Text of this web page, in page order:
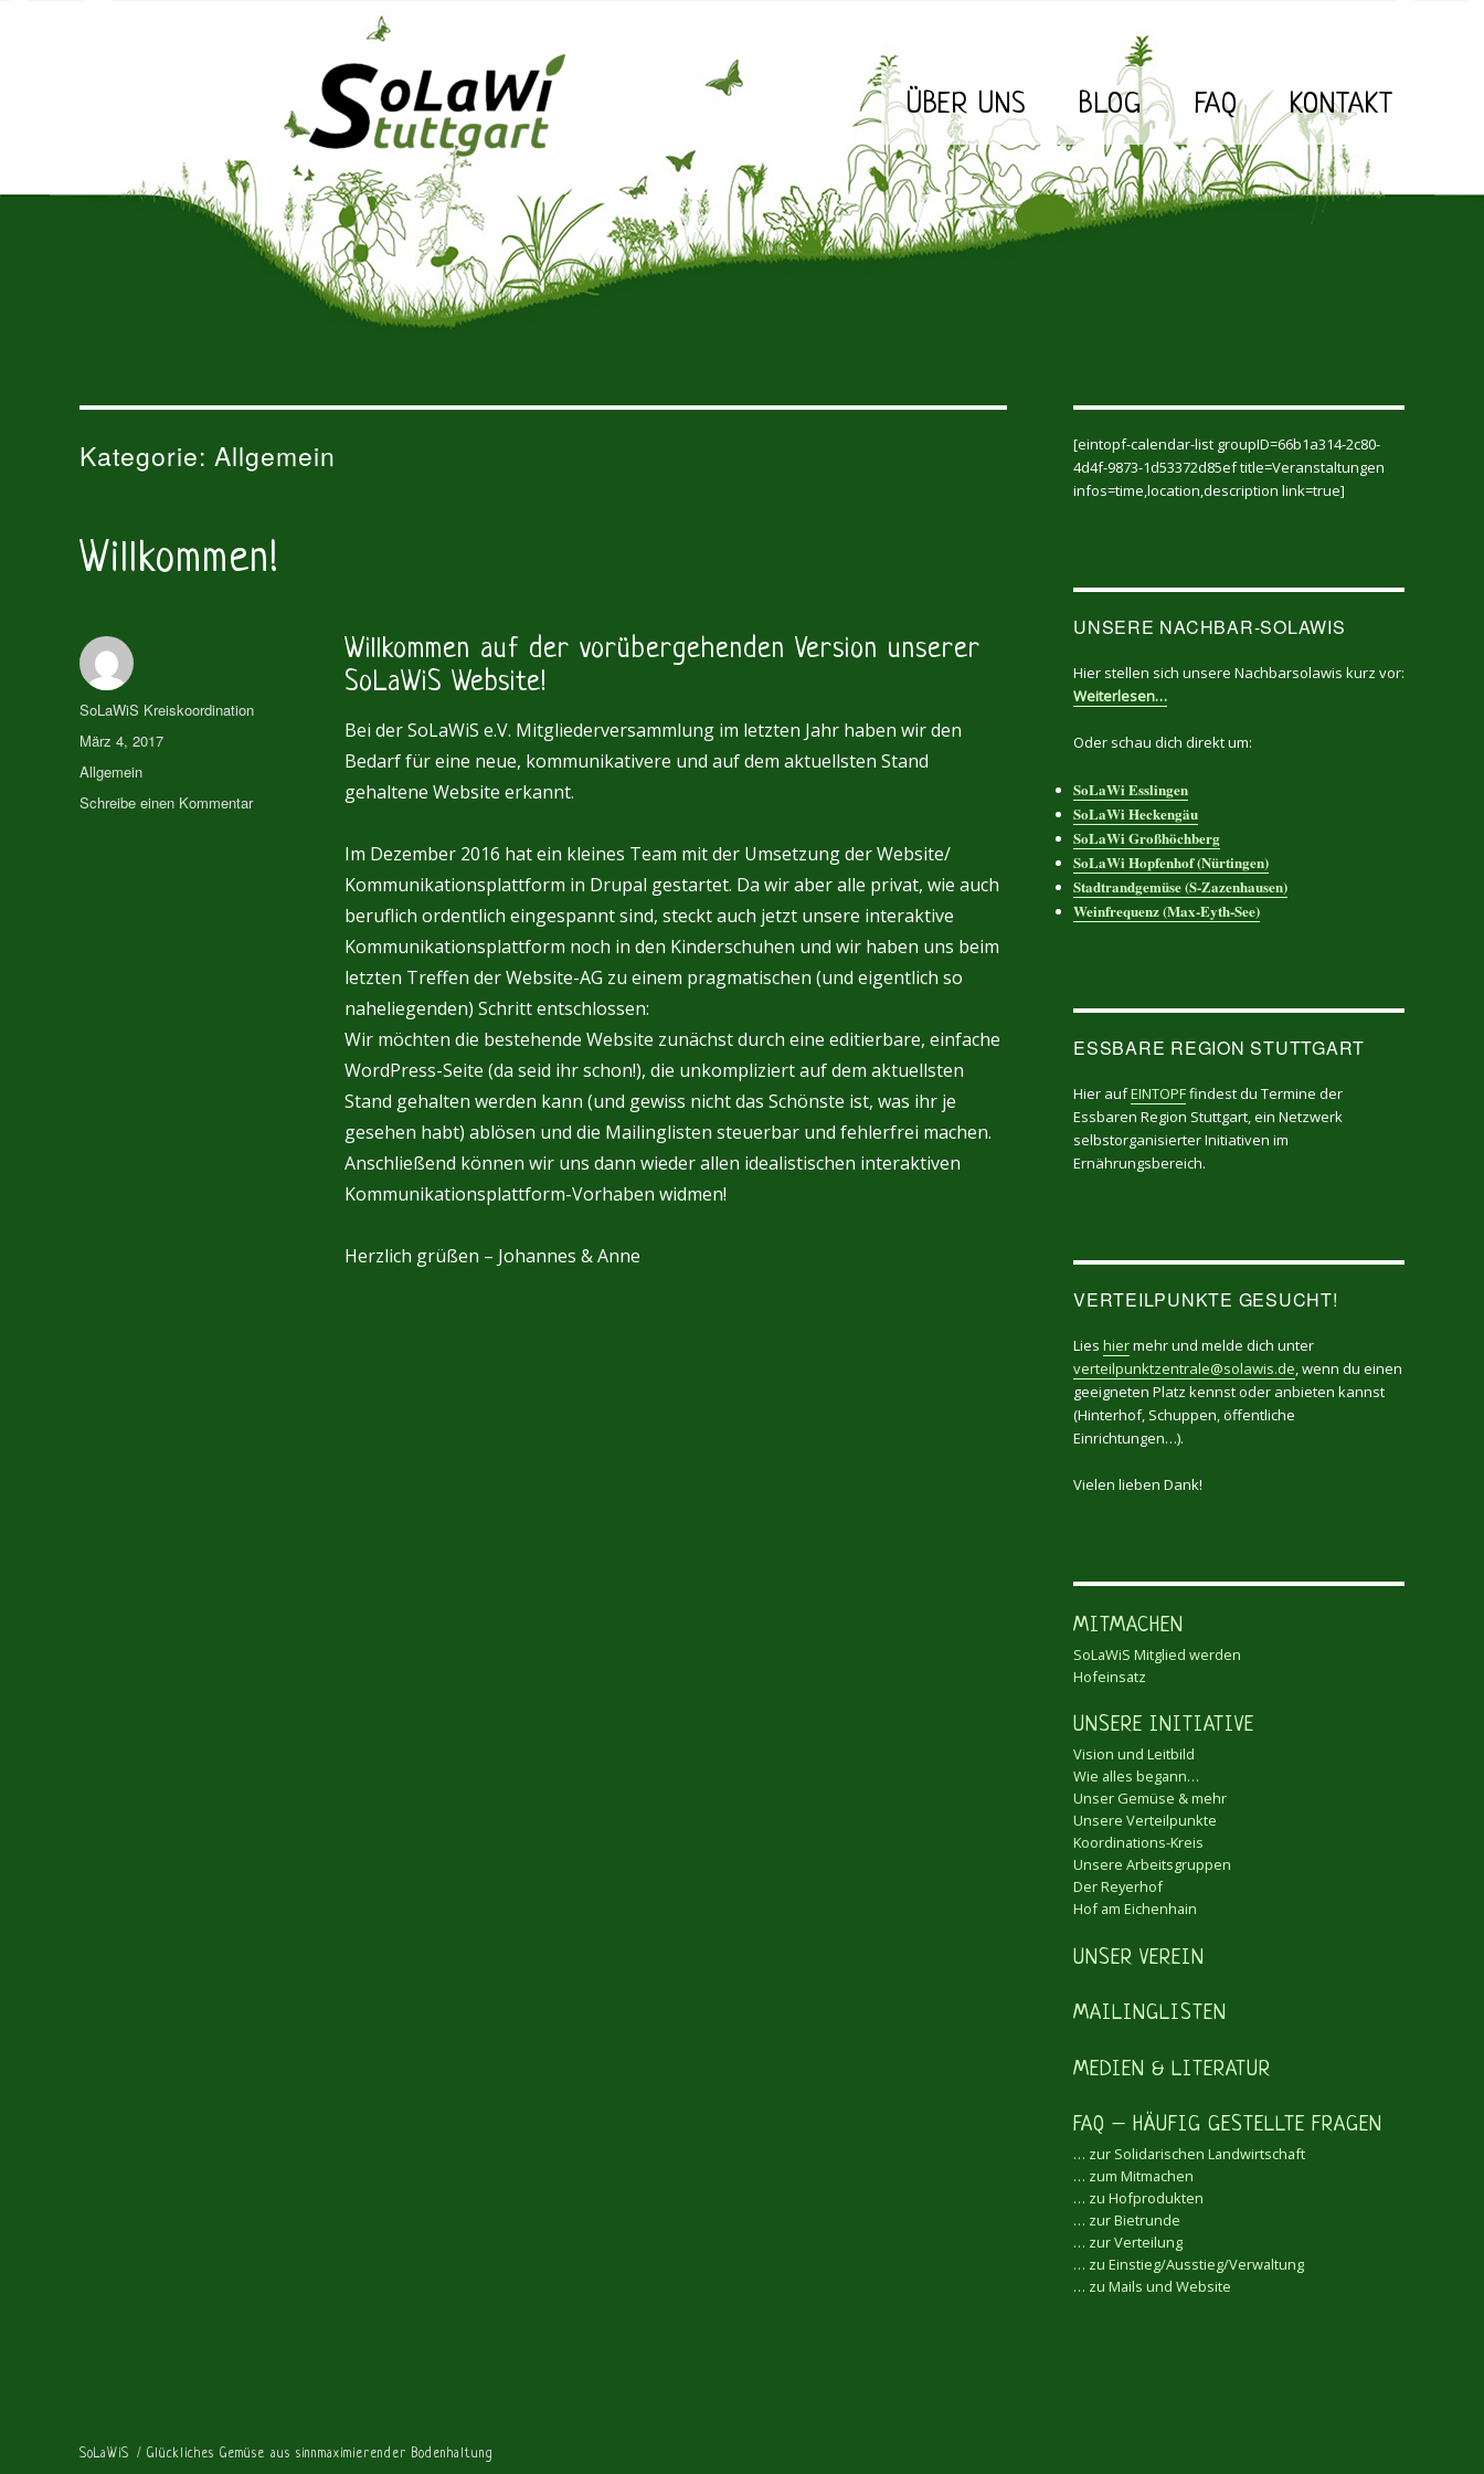
SoLaWiS
solidarische Landwirtschaft Stuttgart
ÜBER UNS BLOG FAQ KONTAKT
Kategorie: Allgemein
Willkommen!
Willkommen auf der vorübergehenden Version unserer
SoLaWiS Website!
Bei der SoLaWiS e.V. Mitgliederversammlung im letzten Jahr haben wir den
Bedarf für eine neue, kommunikativere und auf dem aktuellsten Stand
gehaltene Website erkannt.
Im Dezember 2016 hat ein kleines Team mit der Umsetzung der Website/
Kommunikationsplattform in Drupal gestartet. Da wir aber alle privat, wie auch
beruflich ordentlich eingespannt sind, steckt auch jetzt unsere interaktive
Kommunikationsplattform noch in den Kinderschuhen und wir haben uns beim
letzten Treffen der Website-AG zu einem pragmatischen (und eigentlich so
naheliegenden) Schritt entschlossen:
Wir möchten die bestehende Website zunächst durch eine editierbare, einfache
WordPress-Seite (da seid ihr schon!), die unkompliziert auf dem aktuellsten
Stand gehalten werden kann (und gewiss nicht das Schönste ist, was ihr je
gesehen habt) ablösen und die Mailinglisten steuerbar und fehlerfrei machen.
Anschließend können wir uns dann wieder allen idealistischen interaktiven
Kommunikationsplattform-Vorhaben widmen!
Herzlich grüßen – Johannes & Anne
Autor
SoLaWiS Kreiskoordination
Veröffentlicht
am
März 4, 2017
Kategorien
Allgemein
Schreibe einen Kommentarzu
[eintopf-calendar-list groupID=66b1a314-2c80-
4d4f-9873-1d53372d85ef title=Veranstaltungen
infos=time,location,description link=true]
UNSERE NACHBAR-SOLAWIS
Hier stellen sich unsere Nachbarsolawis kurz vor:
Weiterlesen…
Oder schau dich direkt um:
SoLaWi Esslingen
SoLaWi Heckengäu
SoLaWi Großhöchberg
SoLaWi Hopfenhof (Nürtingen)
Stadtrandgemüse (S-Zazenhausen)
Weinfrequenz (Max-Eyth-See)
ESSBARE REGION STUTTGART
Hier aufEINTOPFfindest du Termine der
Essbaren Region Stuttgart, ein Netzwerk
selbstorganisierter Initiativen im
Ernährungsbereich.
VERTEILPUNKTE GESUCHT!
Lies hiermehr und melde dich unter
verteilpunktzentrale@solawis.de, wenn du einen
geeigneten Platz kennst oder anbieten kannst
(Hinterhof, Schuppen, öffentliche
Einrichtungen…).
Vielen lieben Dank!
MITMACHEN
SoLaWiS Mitglied werden
Hofeinsatz
UNSERE INITIATIVE
Vision und Leitbild
Wie alles begann…
Unser Gemüse & mehr
Unsere Verteilpunkte
Koordinations-Kreis
Unsere Arbeitsgruppen
Der Reyerhof
Hof am Eichenhain
UNSER VEREIN
MAILINGLISTEN
MEDIEN & LITERATUR
FAQ – HÄUFIG GESTELLTE FRAGEN
… zur Solidarischen Landwirtschaft
… zum Mitmachen
… zu Hofprodukten
… zur Bietrunde
… zur Verteilung
… zu Einstieg/Ausstieg/Verwaltung
… zu Mails und Website
SoLaWiS Glückliches Gemüse aus sinnmaximierender Bodenhaltung